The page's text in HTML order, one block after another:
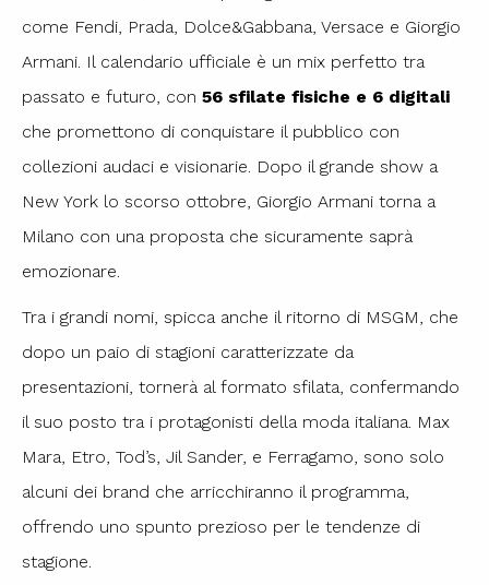
come Fendi, Prada, Dolce&Gabbana, Versace e Giorgio
Armani. Il calendario ufficiale è un mix perfetto tra
passato e futuro, con 56 sfilate fisiche e 6 digitali
che promettono di conquistare il pubblico con
collezioni audaci e visionarie. Dopo il grande show a
New York lo scorso ottobre, Giorgio Armani torna a
Milano con una proposta che sicuramente saprà
emozionare.
Tra i grandi nomi, spicca anche il ritorno di MSGM, che
dopo un paio di stagioni caratterizzate da
presentazioni, tornerà al formato sfilata, confermando
il suo posto tra i protagonisti della moda italiana. Max
Mara, Etro, Tod’s, Jil Sander, e Ferragamo, sono solo
alcuni dei brand che arricchiranno il programma,
offrendo uno spunto prezioso per le tendenze di
stagione.